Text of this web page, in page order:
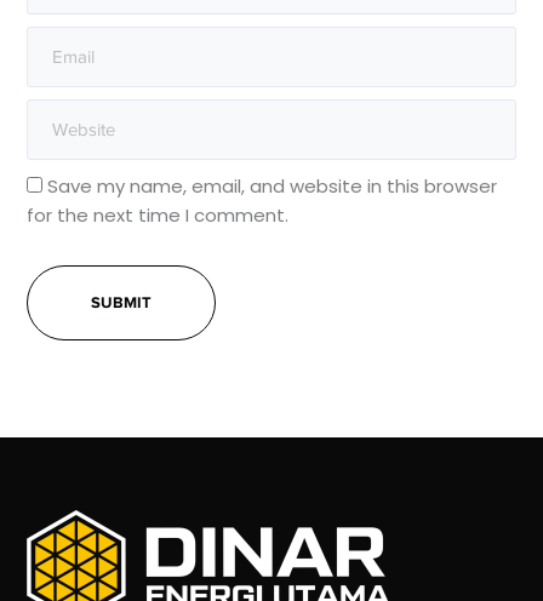
Save my name, email, and website in this browser
for the next time I comment.